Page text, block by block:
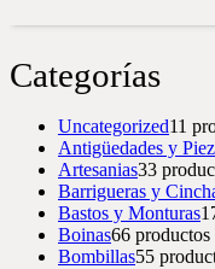
Categorías
Uncategorized11
Antigüedades y
Artesanias33
Barrigueras y
Bastos y Monturas
Boinas66 productos
Bombillas55